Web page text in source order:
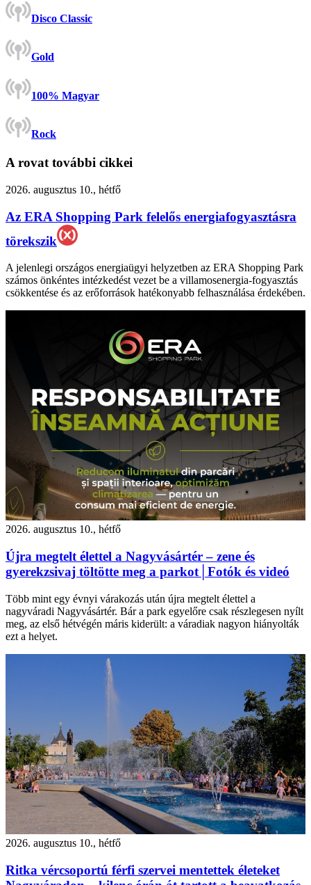
Disco Classic
Gold
100% Magyar
Rock
A rovat további cikkei
2026. augusztus 10., hétfő
Az ERA Shopping Park felelős energiafogyasztásra
törekszik
A jelenlegi országos energiaügyi helyzetben az ERA Shopping Park
számos önkéntes intézkedést vezet be a villamosenergia-fogyasztás
csökkentése és az erőforrások hatékonyabb felhasználása érdekében.
2026. augusztus 10., hétfő
Újra megtelt élettel a Nagyvásártér – zene és
gyerekzsivaj töltötte meg a parkot│Fotók és videó
Több mint egy évnyi várakozás után újra megtelt élettel a
nagyváradi Nagyvásártér. Bár a park egyelőre csak részlegesen nyílt
meg, az első hétvégén máris kiderült: a váradiak nagyon hiányolták
ezt a helyet.
2026. augusztus 10., hétfő
Ritka vércsoportú férfi szervei mentettek életeket